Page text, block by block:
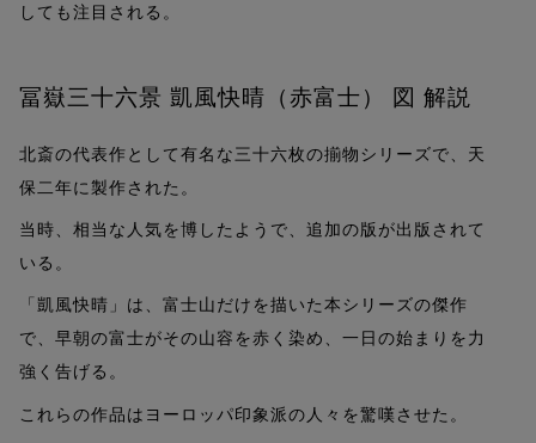
しても注目される。
冨嶽三十六景 凱風快晴（赤富士） 図 解説
北斎の代表作として有名な三十六枚の揃物シリーズで、天
保二年に製作された。
当時、相当な人気を博したようで、追加の版が出版されて
いる。
「凱風快晴」は、富士山だけを描いた本シリーズの傑作
で、早朝の富士がその山容を赤く染め、一日の始まりを力
強く告げる。
これらの作品はヨーロッパ印象派の人々を驚嘆させた。